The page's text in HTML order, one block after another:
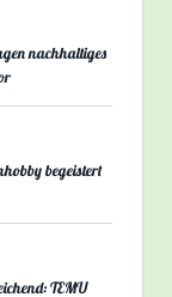
nachhaltiges
begeistert
TEMU